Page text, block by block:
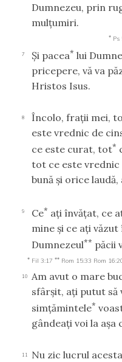
Dumnezeu, prin
mulţumiri.
* Ps
7 Şi pacea* lui
pricepere, vă va
Hristos Isus.
8
Încolo, fraţii mei,
este vrednic de
ce este curat, tot*
tot ce este
bună şi orice laudă,
9 Ce* aţi învăţat, ce
mine şi ce aţi
Dumnezeul** păcii
* Fil 3:17 ** Rom 15:33 Rom
10
Am avut o mare
sfârşit, aţi putut să
simţămintele*
gândeaţi voi la aşa
11
Nu zic lucrul